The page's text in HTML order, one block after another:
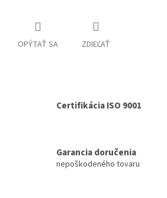
OPÝTAŤ SA ZDIEĽAŤ
Certifikácia ISO 9001
Garancia doručenia
nepoškodeného tovaru